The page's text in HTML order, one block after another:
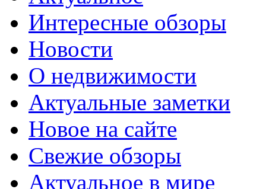
Интересные обзоры
Новости
О недвижимости
Актуальные заметки
Новое на сайте
Свежие обзоры
Актуальное в мире